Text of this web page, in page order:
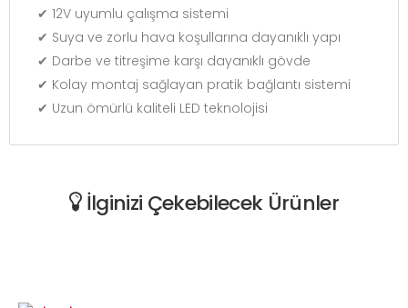
✔ 12V uyumlu çalışma sistemi
✔ Suya ve zorlu hava koşullarına dayanıklı yapı
✔ Darbe ve titreşime karşı dayanıklı gövde
✔ Kolay montaj sağlayan pratik bağlantı sistemi
✔ Uzun ömürlü kaliteli LED teknolojisi
İlginizi Çekebilecek Ürünler